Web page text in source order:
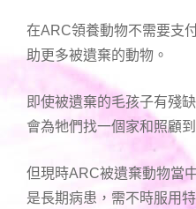
在ARC領養動物不需要支
助更多被遺棄的動物。
即使被遺棄的毛孩子有殘
會為牠們找一個家和照顧
但現時ARC被遺棄動物當
是長期病患，需不時服用